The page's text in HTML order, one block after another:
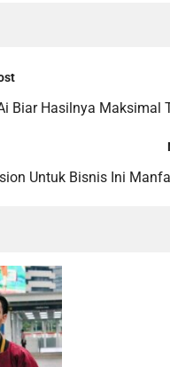
Biar Hasilnya Maksimal
Untuk Bisnis Ini